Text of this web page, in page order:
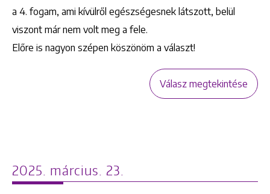
1148 Budapest, Örs vezér tere 2.
Keresés
a 4. fogam, ami kívülről egészségesnek látszott, belül
viszont már nem volt meg a fele.
Előre is nagyon szépen köszönöm a választ!
Válasz megtekintése
2025. március. 23.